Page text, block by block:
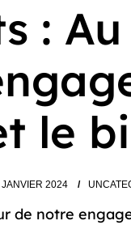
:
le
JANVIER 2024
de notre